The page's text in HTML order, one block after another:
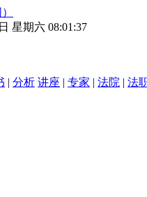
星期六 08:01:37
| 分析 讲座 | 专家 | 法院 | 法